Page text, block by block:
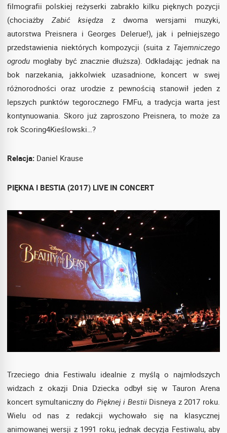
filmografii polskiej reżyserki zabrakło kilku pięknych pozycji
(chociażby Zabić księdza z dwoma wersjami muzyki,
autorstwa Preisnera i Georges Delerue!), jak i pełniejszego
przedstawienia niektórych kompozycji (suita z Tajemniczego
ogrodu mogłaby być znacznie dłuższa). Odkładając jednak na
bok narzekania, jakkolwiek uzasadnione, koncert w swej
różnorodności oraz urodzie z pewnością stanowił jeden z
lepszych punktów tegorocznego FMFu, a tradycja warta jest
kontynuowania. Skoro już zaproszono Preisnera, to może za
rok Scoring4Kieślowski…?
Relacja: Daniel Krause
PIĘKNA I BESTIA (2017) LIVE IN CONCERT
Trzeciego dnia Festiwalu idealnie z myślą o najmłodszych
widzach z okazji Dnia Dziecka odbył się w Tauron Arena
koncert symultaniczny do Pięknej i BestiiDisneya z 2017 roku.
Wielu od nas z redakcji wychowało się na klasycznej
animowanej wersji z 1991 roku, jednak decyzja Festiwalu, aby